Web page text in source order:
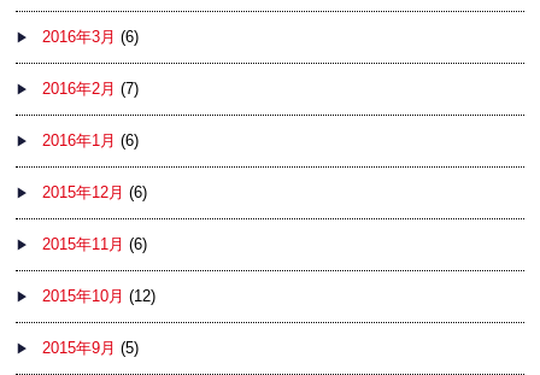
2016年3月 (6)
2016年2月 (7)
2016年1月 (6)
2015年12月 (6)
2015年11月 (6)
2015年10月 (12)
2015年9月 (5)